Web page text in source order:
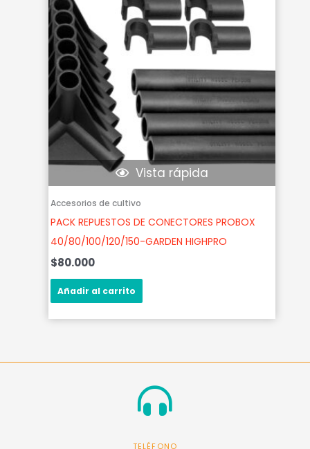
Vista rápida
Accesorios de cultivo
PACK REPUESTOS DE CONECTORES PROBOX
40/80/100/120/150-GARDEN HIGHPRO
$80.000
Añadir al carrito
TELÉFONO